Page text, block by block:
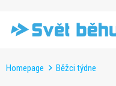
Homepage Běžci týdne